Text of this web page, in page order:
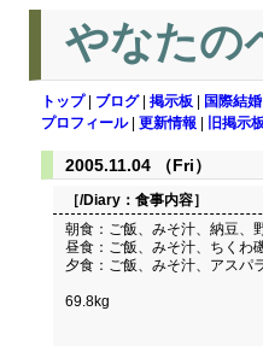
やなたの
トップ| ブログ| 掲示板 国際結婚
プロフィール| 更新情報 旧掲示
2005.11.04 （Fri）
［/Diary： 食事内容］
朝食：ご飯、みそ汁、納豆、
昼食：ご飯、みそ汁、ちくわ
夕食：ご飯、みそ汁、アスパ
69.8kg